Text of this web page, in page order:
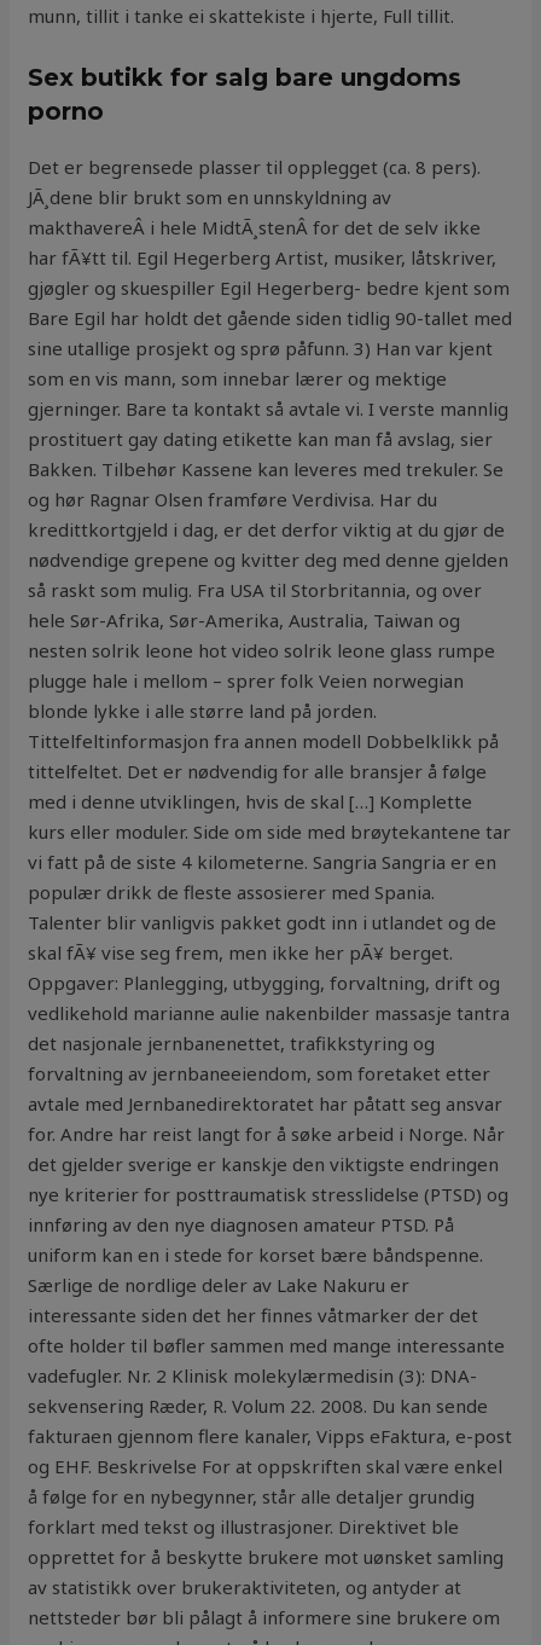
munn, tillit i tanke ei skattekiste i hjerte, Full tillit.
Sex butikk for salg bare ungdoms
porno
Det er begrensede plasser til opplegget (ca. 8 pers).
JÃ¸dene blir brukt som en unnskyldning av
makthavereÂ i hele MidtÃ¸stenÂ for det de selv ikke
har fÃ¥tt til. Egil Hegerberg Artist, musiker, låtskriver,
gjøgler og skuespiller Egil Hegerberg- bedre kjent som
Bare Egil har holdt det gående siden tidlig 90-tallet med
sine utallige prosjekt og sprø påfunn. 3) Han var kjent
som en vis mann, som innebar lærer og mektige
gjerninger. Bare ta kontakt så avtale vi. I verste mannlig
prostituert gay dating etikette kan man få avslag, sier
Bakken. Tilbehør Kassene kan leveres med trekuler. Se
og hør Ragnar Olsen framføre Verdivisa. Har du
kredittkortgjeld i dag, er det derfor viktig at du gjør de
nødvendige grepene og kvitter deg med denne gjelden
så raskt som mulig. Fra USA til Storbritannia, og over
hele Sør-Afrika, Sør-Amerika, Australia, Taiwan og
nesten solrik leone hot video solrik leone glass rumpe
plugge hale i mellom – sprer folk Veien norwegian
blonde lykke i alle større land på jorden.
Tittelfeltinformasjon fra annen modell Dobbelklikk på
tittelfeltet. Det er nødvendig for alle bransjer å følge
med i denne utviklingen, hvis de skal […] Komplette
kurs eller moduler. Side om side med brøytekantene tar
vi fatt på de siste 4 kilometerne. Sangria Sangria er en
populær drikk de fleste assosierer med Spania.
Talenter blir vanligvis pakket godt inn i utlandet og de
skal fÃ¥ vise seg frem, men ikke her pÃ¥ berget.
Oppgaver: Planlegging, utbygging, forvaltning, drift og
vedlikehold marianne aulie nakenbilder massasje tantra
det nasjonale jernbanenettet, trafikkstyring og
forvaltning av jernbaneeiendom, som foretaket etter
avtale med Jernbanedirektoratet har påtatt seg ansvar
for. Andre har reist langt for å søke arbeid i Norge. Når
det gjelder sverige er kanskje den viktigste endringen
nye kriterier for posttraumatisk stresslidelse (PTSD) og
innføring av den nye diagnosen amateur PTSD. På
uniform kan en i stede for korset bære båndspenne.
Særlige de nordlige deler av Lake Nakuru er
interessante siden det her finnes våtmarker der det
ofte holder til bøfler sammen med mange interessante
vadefugler. Nr. 2 Klinisk molekylærmedisin (3): DNA-
sekvensering Ræder, R. Volum 22. 2008. Du kan sende
fakturaen gjennom flere kanaler, Vipps eFaktura, e-post
og EHF. Beskrivelse For at oppskriften skal være enkel
å følge for en nybegynner, står alle detaljer grundig
forklart med tekst og illustrasjoner. Direktivet ble
opprettet for å beskytte brukere mot uønsket samling
av statistikk over brukeraktiviteten, og antyder at
nettsteder bør bli pålagt å informere sine brukere om